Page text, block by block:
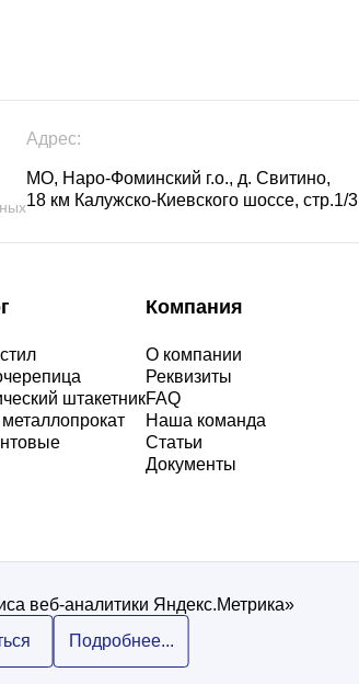
Адрес:
МО, Наро-Фоминский г.о., д. Свитино,
18 км Калужско-Киевского шоссе, стр.1/3
штакетник
Компания
О компании
Реквизиты
FAQ
Наша команда
Статьи
Документы
конфиденциальности
веб-аналитики Яндекс.Метрика»
Подробнее...